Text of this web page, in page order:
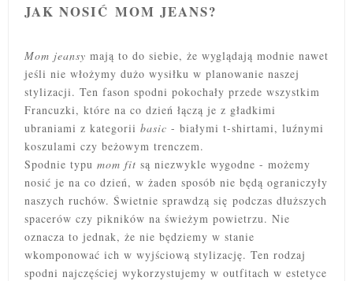
JAK NOSIĆ MOM JEANS?
Mom jeansy mają to do siebie, że wyglądają modnie nawet
jeśli nie włożymy dużo wysiłku w planowanie naszej
stylizacji. Ten fason spodni pokochały przede wszystkim
Francuzki, które na co dzień łączą je z gładkimi
ubraniami z kategorii basic - białymi t-shirtami, luźnymi
koszulami czy beżowym trenczem.
Spodnie typu mom fit są niezwykle wygodne - możemy
nosić je na co dzień, w żaden sposób nie będą ograniczyły
naszych ruchów. Świetnie sprawdzą się podczas dłuższych
spacerów czy pikników na świeżym powietrzu. Nie
oznacza to jednak, że nie będziemy w stanie
wkomponować ich w wyjściową stylizację. Ten rodzaj
spodni najczęściej wykorzystujemy w outfitach w estetyce